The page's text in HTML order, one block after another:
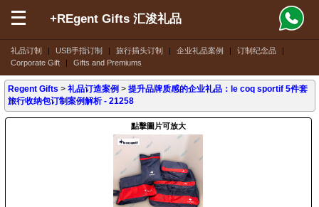
礼品订制 | USB手指订制 | 旅行插头订制 | 企业礼品案例 | 订制纪念品
|
Corporate Gift
| Gifts and Premiums
+REgent Gifts 汇浚礼品
Regent Gifts >礼品订造案例 >提升品牌质感的企业礼品：le coq sportif 5件套
旅行收纳包订制案例解析 - 21258
點擊圖片可放大